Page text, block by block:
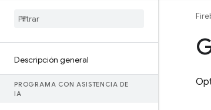
Descripción general
PROGRAMA CON ASISTENCIA DE
IA